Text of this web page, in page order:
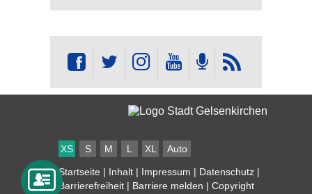
XS S M L XL Auto
Startseite | Inhalt | Impressum | Datenschutz |
Barrierefreiheit | Barriere melden | Copyright